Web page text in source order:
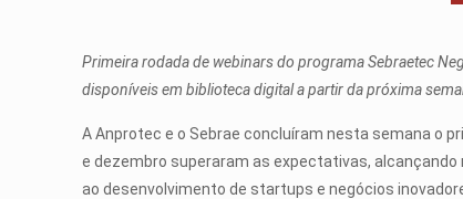
Primeira rodada de webinars do programa Sebraetec
disponíveis em biblioteca digital a partir da próxima
A Anprotec e o Sebrae concluíram nesta semana o
e dezembro superaram as expectativas,
ao desenvolvimento de startups e negócios